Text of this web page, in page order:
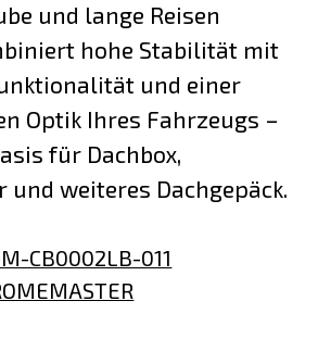
und lange Reisen
hohe Stabilität mit
und einer
Optik Ihres Fahrzeugs –
für Dachbox,
und weiteres Dachgepäck.
CB0002LB-011